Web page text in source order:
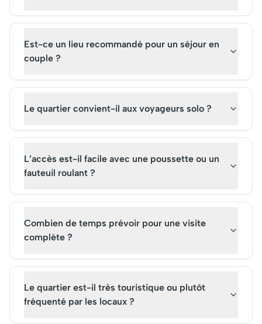
Est-ce un lieu recommandé pour un séjour en
couple ?
Le quartier convient-il aux voyageurs solo ?
L’accès est-il facile avec une poussette ou un
fauteuil roulant ?
Combien de temps prévoir pour une visite
complète ?
Le quartier est-il très touristique ou plutôt
fréquenté par les locaux ?